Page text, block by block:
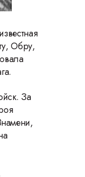
Обру,
За